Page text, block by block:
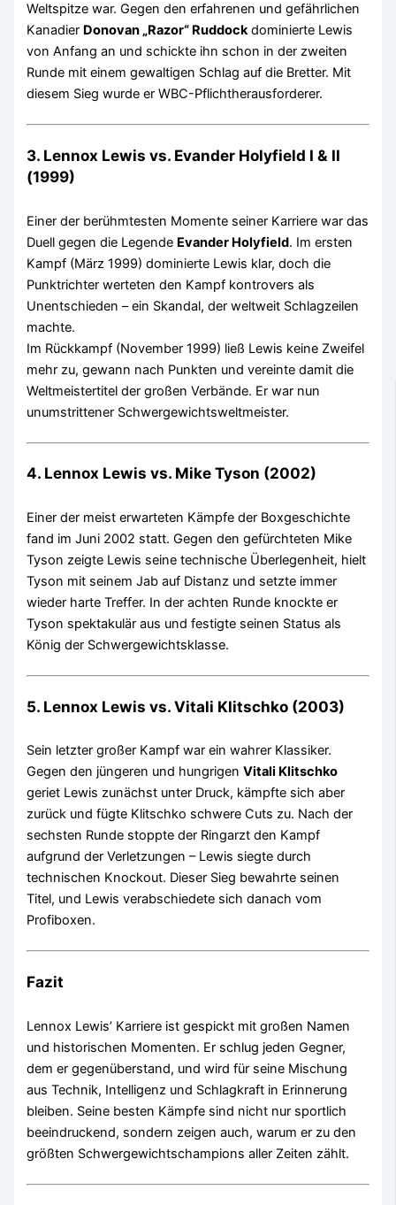
Weltspitze war. Gegen den erfahrenen und gefährlichen
Kanadier Donovan „Razor“ Ruddockdominierte Lewis
von Anfang an und schickte ihn schon in der zweiten
Runde mit einem gewaltigen Schlag auf die Bretter. Mit
diesem Sieg wurde er WBC-Pflichtherausforderer.
3. Lennox Lewis vs. Evander Holyfield I & II
(1999)
Einer der berühmtesten Momente seiner Karriere war das
Duell gegen die Legende Evander Holyfield. Im ersten
Kampf (März 1999) dominierte Lewis klar, doch die
Punktrichter werteten den Kampf kontrovers als
Unentschieden – ein Skandal, der weltweit Schlagzeilen
machte.
Im Rückkampf (November 1999) ließ Lewis keine Zweifel
mehr zu, gewann nach Punkten und vereinte damit die
Weltmeistertitel der großen Verbände. Er war nun
unumstrittener Schwergewichtsweltmeister.
4. Lennox Lewis vs. Mike Tyson (2002)
Einer der meist erwarteten Kämpfe der Boxgeschichte
fand im Juni 2002 statt. Gegen den gefürchteten Mike
Tyson zeigte Lewis seine technische Überlegenheit, hielt
Tyson mit seinem Jab auf Distanz und setzte immer
wieder harte Treffer. In der achten Runde knockte er
Tyson spektakulär aus und festigte seinen Status als
König der Schwergewichtsklasse.
5. Lennox Lewis vs. Vitali Klitschko (2003)
Sein letzter großer Kampf war ein wahrer Klassiker.
Gegen den jüngeren und hungrigenVitali Klitschko
geriet Lewis zunächst unter Druck, kämpfte sich aber
zurück und fügte Klitschko schwere Cuts zu. Nach der
sechsten Runde stoppte der Ringarzt den Kampf
aufgrund der Verletzungen – Lewis siegte durch
technischen Knockout. Dieser Sieg bewahrte seinen
Titel, und Lewis verabschiedete sich danach vom
Profiboxen.
Fazit
Lennox Lewis’ Karriere ist gespickt mit großen Namen
und historischen Momenten. Er schlug jeden Gegner,
dem er gegenüberstand, und wird für seine Mischung
aus Technik, Intelligenz und Schlagkraft in Erinnerung
bleiben. Seine besten Kämpfe sind nicht nur sportlich
beeindruckend, sondern zeigen auch, warum er zu den
größten Schwergewichtschampions aller Zeiten zählt.